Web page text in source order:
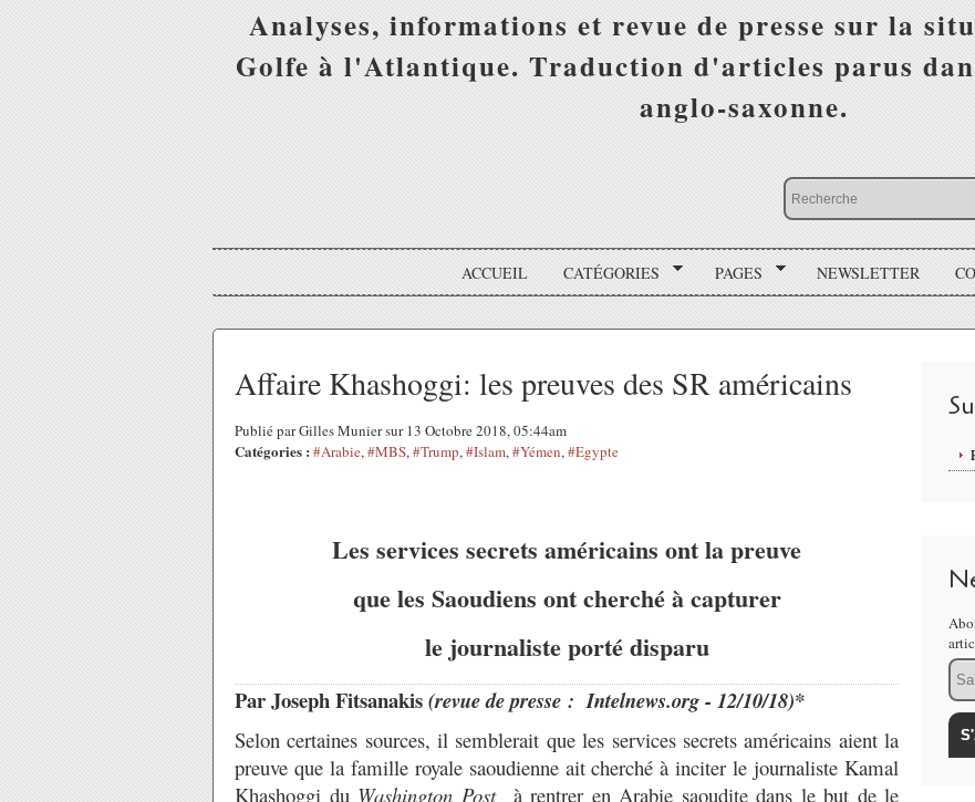
Analyses, informations et revue de presse sur la
Golfe à l'Atlantique. Traduction d'articles parus
anglo-saxonne.
ACCUEIL CATÉGORIES PAGES NEWSLETTER
Affaire Khashoggi: les preuves des SR américains
Publié par Gilles Munier sur 13 Octobre 2018, 05:44am
Catégories : #Arabie,#MBS,#Trump,#Islam,#Yémen,#Egypte
Les services secrets américains ont la preuve
que les Saoudiens ont cherché à capturer
le journaliste porté disparu
Par Joseph Fitsanakis(revue de presse : Intelnews.org - 12/10/18)*
Selon certaines sources, il semblerait que les services secrets américains aient la
preuve que la famille royale saoudienne ait cherché à inciter le journaliste Kamal
Khashoggi du Washington Postà rentrer en Arabie saoudite dans le but de le